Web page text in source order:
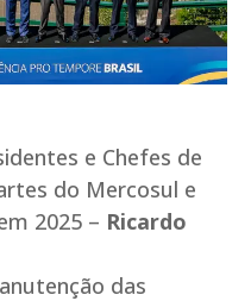
e Chefes de
do Mercosul e
2025 – Ricardo
das